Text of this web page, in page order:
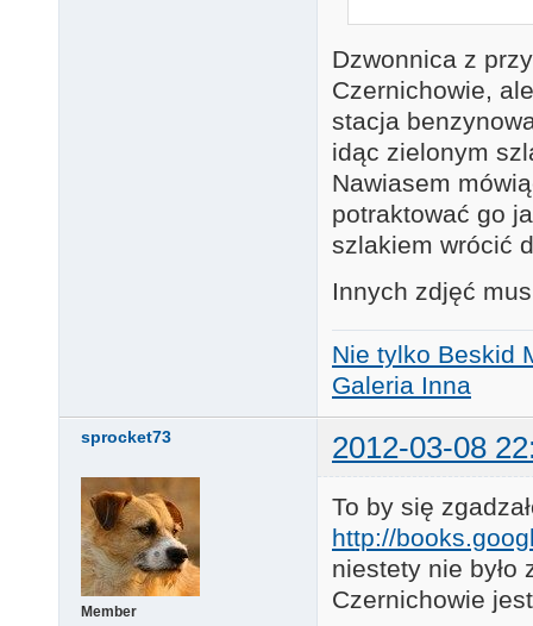
Dzwonnica z
Czernichowie,
stacja
idąc zielonym
Nawiasem
potraktować go
szlakiem wrócić
Innych zdjęć
Nie tylko Beskid
Galeria Inna
sprocket73 2012-03-08
Member
To by się
http://
niestety nie było
Czernichowie